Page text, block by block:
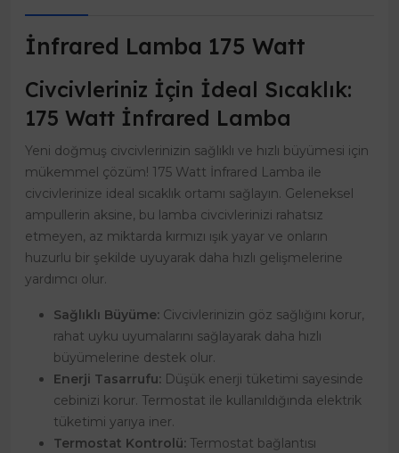
İnfrared Lamba 175 Watt
Civcivleriniz İçin İdeal Sıcaklık:
175 Watt İnfrared Lamba
Yeni doğmuş civcivlerinizin sağlıklı ve hızlı büyümesi için
mükemmel çözüm! 175 Watt İnfrared Lamba ile
civcivlerinize ideal sıcaklık ortamı sağlayın. Geleneksel
ampullerin aksine, bu lamba civcivlerinizi rahatsız
etmeyen, az miktarda kırmızı ışık yayar ve onların
huzurlu bir şekilde uyuyarak daha hızlı gelişmelerine
yardımcı olur.
Sağlıklı Büyüme: Civcivlerinizin göz sağlığını korur,
rahat uyku uyumalarını sağlayarak daha hızlı
büyümelerine destek olur.
Enerji Tasarrufu: Düşük enerji tüketimi sayesinde
cebinizi korur. Termostat ile kullanıldığında elektrik
tüketimi yarıya iner.
Termostat Kontrolü: Termostat bağlantısı